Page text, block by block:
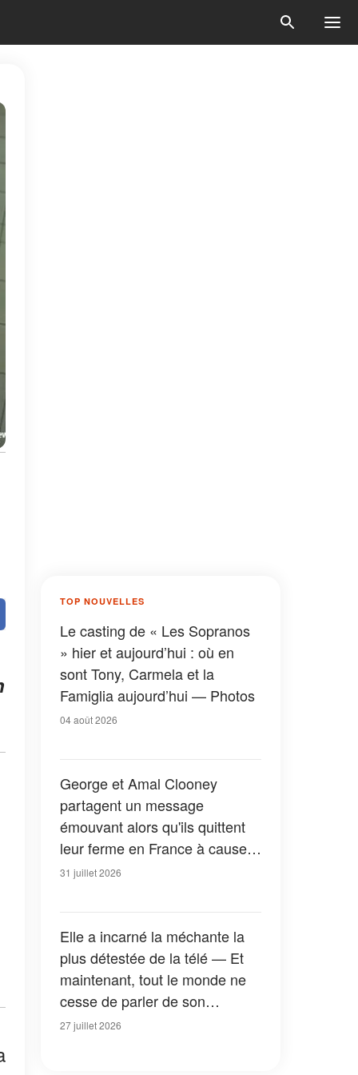
TOP NOUVELLES
Le casting de « Les Sopranos
» hier et aujourd’hui : où en
sont Tony, Carmela et la
Famiglia aujourd’hui — Photos
04 août 2026
George et Amal Clooney
partagent un message
émouvant alors qu'ils quittent
leur ferme en France à cause
des feux de forêt — Tous les
31 juillet 2026
Elle a incarné la méchante la
plus détestée de la télé — Et
maintenant, tout le monde ne
cesse de parler de son
apparition dans la nouvelle
27 juillet 2026